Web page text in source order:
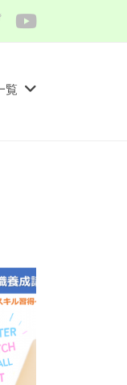
TwitterYouTube
覧